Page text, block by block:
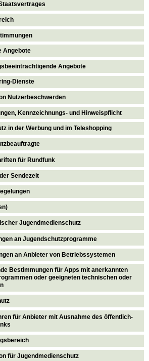
Angebote
Angebote
Dienste
Nutzerbeschwerden
Kennzeichnungs- und Hinweispflicht
in der Werbung und im Teleshopping
für Rundfunk
Sendezeit
Jugendmedienschutz
an Jugendschutzprogramme
an Anbieter von Betriebssystemen
Bestimmungen für Apps mit anerkannten
oder geeigneten technischen oder
für Anbieter mit Ausnahme des öffentlich-
für Jugendmedienschutz